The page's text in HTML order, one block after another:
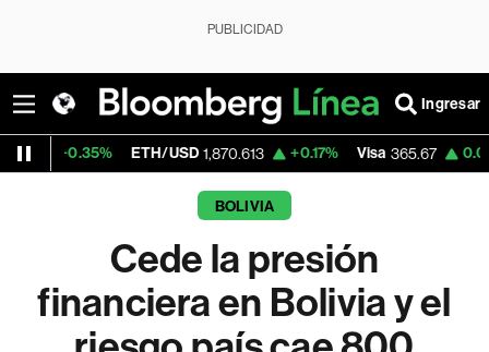
PUBLICIDAD
Ingresar
ETH/USD 1,870.613 +0.17% Visa 365.67 0.00%
BOLIVIA
Cede la presión
financiera en Bolivia y el